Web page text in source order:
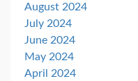
August 2024
July 2024
June 2024
May 2024
April 2024